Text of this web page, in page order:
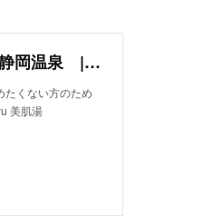
おふろcafe bijinyu | 美肌湯 | びじんゆ | 静岡温泉 | 日帰り温泉
くない方のため
美肌湯